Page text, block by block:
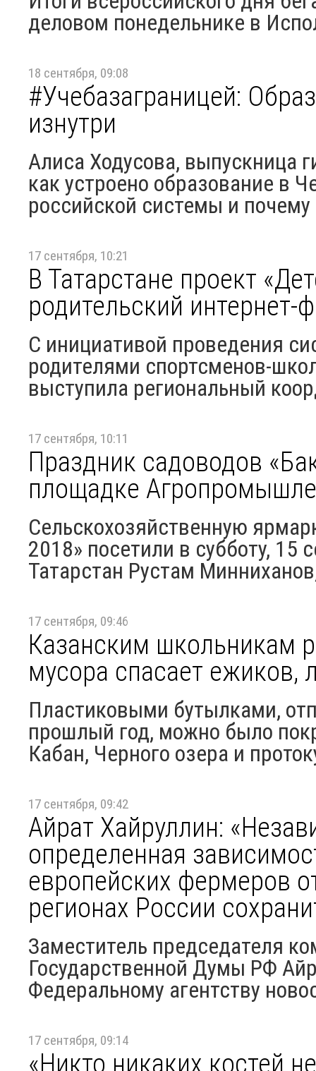
деловом понедельнике в
18 сентября, 09:08
#Учебазаграницей:
изнутри
Алиса Ходусова, выпускница
как устроено образование в
российской системы и
17 сентября, 10:21
В Татарстане проект
родительский интернет-
С инициативой проведения
родителями спортсменов-
выступила региональный
17 сентября, 10:11
Праздник садоводов
площадке
Сельскохозяйственную
2018» посетили в субботу, 15
Татарстан Рустам
17 сентября, 09:46
Казанским школьникам
мусора спасает ежиков,
Пластиковыми бутылками,
прошлый год, можно было
Кабан, Черного озера и
17 сентября, 09:42
Айрат Хайруллин:
определенная
европейских фермеров
регионах России
Заместитель председателя
Государственной Думы РФ
Федеральному агентству
17 сентября, 09:14
«Никто никаких костей